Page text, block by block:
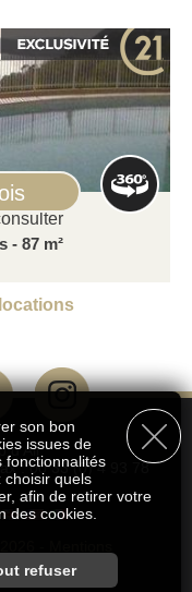
- 87 m²
locations
d'Ail
: 00 33 (0) 4 93 78
son bon
issues de
fonctionnalités
choisir quels
afin de retirer votre
des cookies.
refuser